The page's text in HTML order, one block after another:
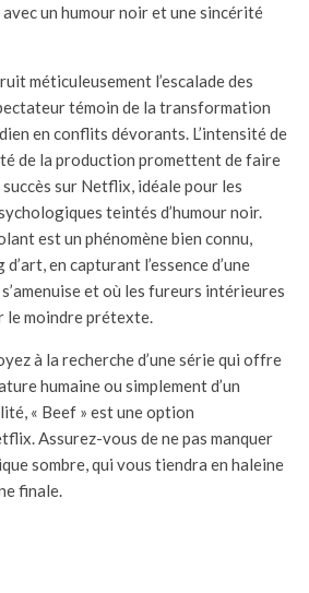
un humour noir et une sincérité
méticuleusement l’escalade des
témoin de la transformation
en conflits dévorants. L’intensité de
de la production promettent de faire
succès sur Netflix, idéale pour les
teintés d’humour noir.
est un phénomène bien connu,
d’art, en capturant l’essence d’une
et où les fureurs intérieures
le moindre prétexte.
à la recherche d’une série qui offre
humaine ou simplement d’un
« Beef » est une option
Assurez-vous de ne pas manquer
sombre, qui vous tiendra en haleine
finale.